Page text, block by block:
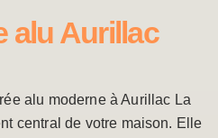
alu Aurillac
alu moderne à Aurillac La
central de votre maison. Elle